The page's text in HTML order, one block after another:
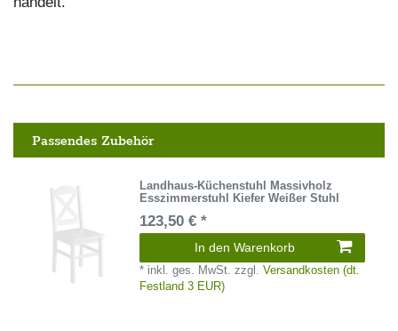
Passendes Zubehör
Landhaus-Küchenstuhl Massivholz
Esszimmerstuhl Kiefer Weißer Stuhl
123,50 € *
In den Warenkorb
* inkl. ges. MwSt. zzgl.Versandkosten (dt.
Festland 3 EUR)